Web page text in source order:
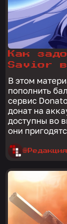
Как
Savior в
В этом
пополнить
сервис
донат на
доступны во